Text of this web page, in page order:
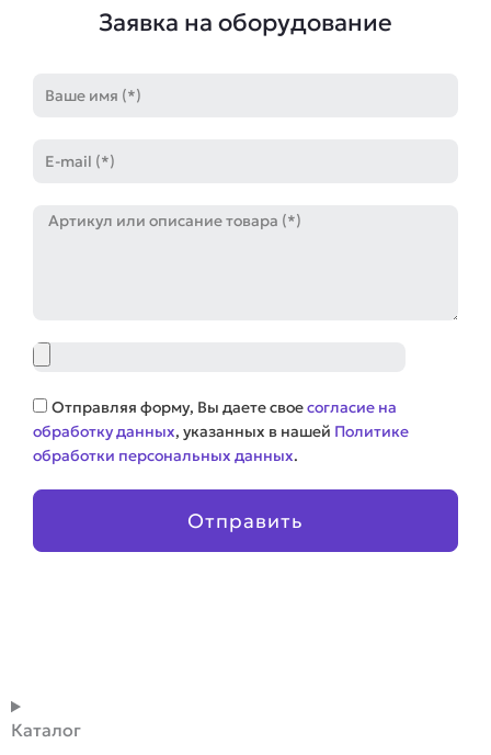
Заявка на оборудование
mail
Артикул
Файл
Соглашение
Отправляя форму, Вы даете своесогласие на
обработку данных, указанных в нашей Политике
обработки персональных данных.
Отправить
Каталог